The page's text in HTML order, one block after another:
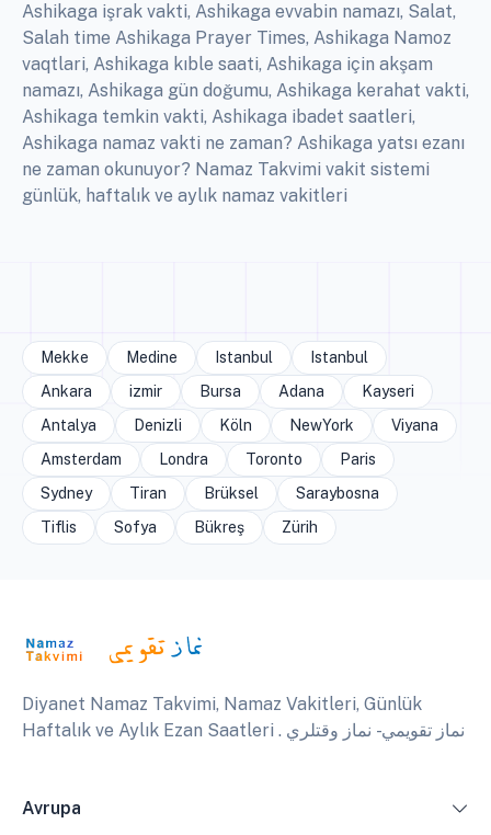
Ashikaga işrak vakti, Ashikaga evvabin namazı, Salat,
Salah time Ashikaga Prayer Times, Ashikaga Namoz
vaqtlari, Ashikaga kıble saati, Ashikaga için akşam
namazı, Ashikaga gün doğumu, Ashikaga kerahat vakti,
Ashikaga temkin vakti, Ashikaga ibadet saatleri,
Ashikaga namaz vakti ne zaman? Ashikaga yatsı ezanı
ne zaman okunuyor? Namaz Takvimi vakit sistemi
günlük, haftalık ve aylık namaz vakitleri
Mekke Medine Istanbul
Istanbul
Ankara
izmir Bursa Adana
Kayseri
Antalya
Denizli Köln NewYork
Viyana
Amsterdam
Londra Toronto
Paris
Sydney
Tiran Brüksel
Saraybosna
Tiflis
Sofya Bükreş Zürih
Diyanet Namaz Takvimi, Namaz Vakitleri, Günlük
Haftalık ve Aylık Ezan Saatleri . نماز تقويمي - نماز وقتلري
Avrupa